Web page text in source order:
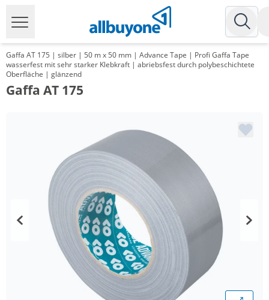
Gaffa AT 175 | silber | 50 m x 50 mm | Advance Tape | Profi Gaffa Tape
wasserfest mit sehr starker Klebkraft | abriebsfest durch polybeschichtete
Oberfläche | glänzend
Gaffa AT 175